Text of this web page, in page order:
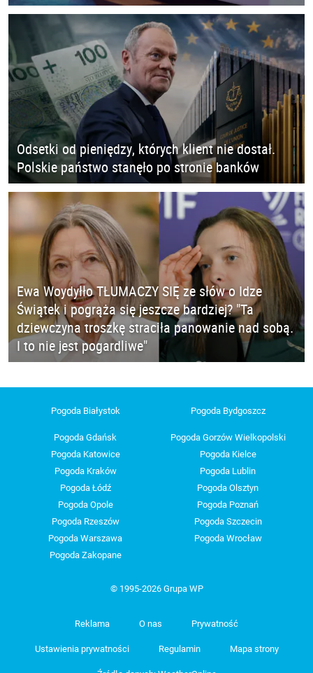
Odsetki od pieniędzy, których klient nie dostał.
Polskie państwo stanęło po stronie banków
Ewa Woydyłło TŁUMACZY SIĘ ze słów o Idze
Świątek i pogrąża się jeszcze bardziej? "Ta
dziewczyna troszkę straciła panowanie nad sobą.
I to nie jest pogardliwe"
Pogoda Białystok Pogoda Bydgoszcz
Pogoda Gdańsk
Pogoda Gorzów Wielkopolski
Pogoda Katowice
Pogoda Kielce
Pogoda Kraków
Pogoda Lublin
Pogoda Łódź
Pogoda Olsztyn
Pogoda Opole
Pogoda Poznań
Pogoda Rzeszów
Pogoda Szczecin
Pogoda Warszawa
Pogoda Wrocław
Pogoda Zakopane
© 1995-2026 Grupa WP
Reklama O nas Prywatność
Ustawienia prywatności Regulamin Mapa strony